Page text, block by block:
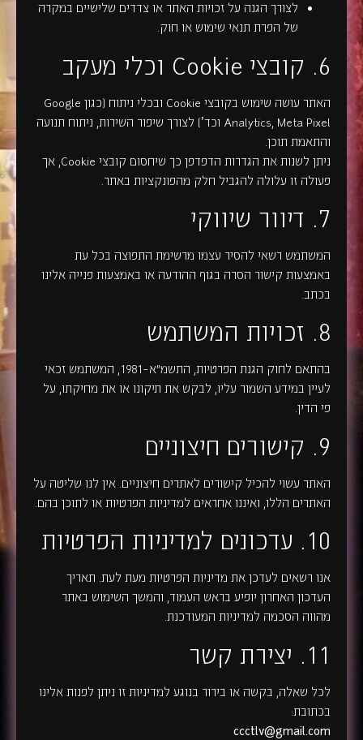
לצורך הגנה על זכויות האתר או צדדים שלישיים במקרה
של הפרת תנאי שימוש או חוק.
6. קובצי Cookie וכלי מעקב
האתר עושה שימוש בקובצי Cookie ובכלי ניתוח (כגון Google
Analytics, Meta Pixel וכד’) לצורך שיפור השירות, ניתוח תנועה
והתאמת תוכן.
ניתן לשנות את הגדרות הדפדפן כך שיחסום קובצי Cookie, אך
פעולה זו עלולה להגביל חלק מהפונקציות באתר.
7. דיוור שיווקי
המשתמש רשאי להסיר עצמו מרשימת התפוצה בכל עת
באמצעות קישור הסרה בגוף ההודעה או באמצעות פנייה אלינו
בכתב.
8. זכויות המשתמש
בהתאם לחוק הגנת הפרטיות, התשמ"א–1981, המשתמש זכאי
לעיין במידע השמור עליו, לבקש את תיקונו או את מחיקתו, על
פי הדין.
9. קישורים חיצוניים
האתר עשוי להכיל קישורים לאתרים חיצוניים. אין לנו שליטה על
האתרים הללו, ואיננו אחראים למדיניות הפרטיות או לתוכן בהם.
10. עדכונים למדיניות הפרטיות
אנו רשאים לעדכן את מדיניות הפרטיות מעת לעת. תאריך
העדכון האחרון יופיע בראש העמוד, והמשך השימוש באתר
מהווה הסכמה למדיניות המעודכנת.
11. יצירת קשר
לכל שאלה, בקשה או בירור בנוגע למדיניות זו ניתן לפנות אלינו
בכתובת:
ccctlv@gmail.com